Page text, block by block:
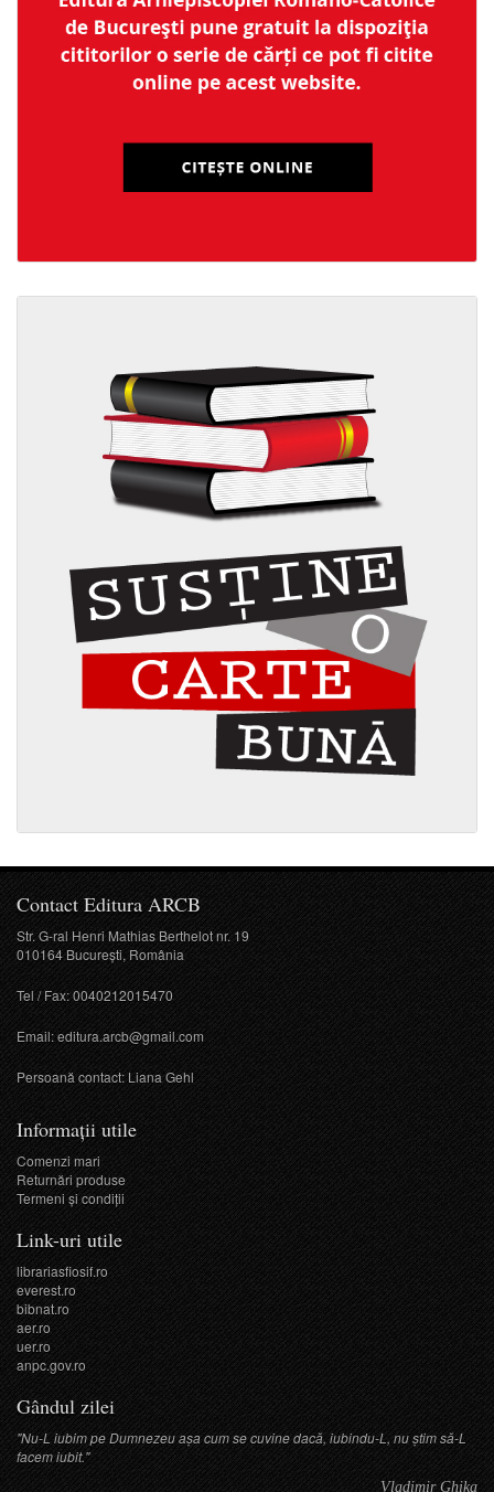
Contact Editura ARCB
Str. G-ral Henri Mathias Berthelot nr. 19
010164 București, România
Tel / Fax: 0040212015470
Email:editura.arcb@gmail.com
Persoană contact: Liana Gehl
Informații utile
Comenzi mari
Returnări produse
Termeni şi condiţii
Link-uri utile
librariasfiosif.ro
everest.ro
bibnat.ro
aer.ro
uer.ro
anpc.gov.ro
Gândul zilei
"Nu-L iubim pe Dumnezeu așa cum se cuvine dacă, iubindu-L, nu știm să-L
facem iubit."
Vladimir Ghika